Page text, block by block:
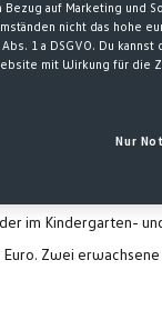
der Arena.
im
Zwei
auf Marketing und
nicht das hohe
1 a DSGVO. Du
mit Wirkung für die
Nur